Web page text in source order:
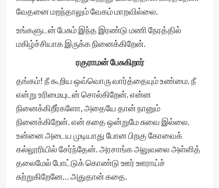
வேதனை மறந்தாலும் வேகம் மாறவில்லை.
உங்களுடன் பேசும் இந்த இரண்டு மணி நேரத்தில்
மகிழ்ச்சியாக இருக்க நினைக்கிறேன்.
ரகுராமன் பேசுகிறார்
தங்கம்! நீ கூறிய ஒவ்வொரு வார்த்தையும் உண்மை. நீ
என்று உரிமையுடன் சொல்கிறேன். என்ன
நினைக்கிறீர்களோ, அதையே தான் நானும்
நினைக்கிறேன். என் கதை ஒன்றுமே சுவை இல்லை.
உன்னை அடைய முடியாது போன பிறகு கோவைக்
கல்லூரியில் சேர்ந்தேன். அரசாங்க அலுவலை அள்ளித்
தலைமேல் போட்டுக் கொண்டு ஊர் ஊராய்ச்
சுற்றுகிறேனே… அதுதான் கதை.